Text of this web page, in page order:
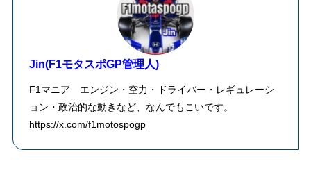
Jin(F1モタスポGP管理人)
F1マニア エンジン・空力・ドライバー・レギュレーシ
ョン・政治的な動きなど、なんでもこいです。
https://x.com/f1motospogp